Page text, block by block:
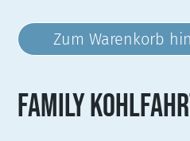
Zum Warenkorb
FAMILY